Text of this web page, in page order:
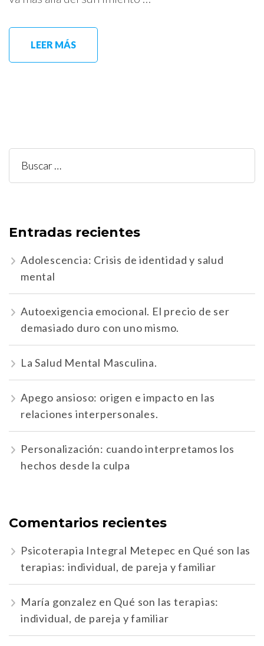
LEER MÁS
Buscar:
Entradas recientes
Adolescencia: Crisis de identidad y salud
mental
Autoexigencia emocional. El precio de ser
demasiado duro con uno mismo.
La Salud Mental Masculina.
Apego ansioso: origen e impacto en las
relaciones interpersonales.
Personalización: cuando interpretamos los
hechos desde la culpa
Comentarios recientes
Psicoterapia Integral Metepec en Qué son las
terapias: individual, de pareja y familiar
María gonzalez en Qué son las terapias:
individual, de pareja y familiar